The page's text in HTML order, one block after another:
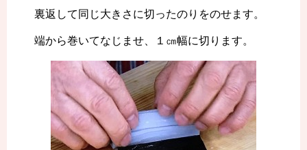
裏返して同じ大きさに切ったのりをのせます。
端から巻いてなじませ、１㎝幅に切ります。